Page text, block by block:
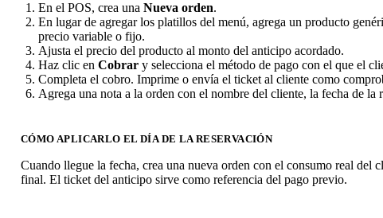
En el POS, crea una Nueva orden.
En lugar de agregar los platillos del menú, agrega un producto
precio variable o fijo.
Ajusta el precio del producto al monto del anticipo acordado.
Haz clic en Cobrar y selecciona el método de pago con el que el
Completa el cobro. Imprime o envía el ticket al cliente como
Agrega una nota a la orden con el nombre del cliente, la fecha de
CÓMO APLICARLO EL DÍA DE LA RESERVACIÓN
Cuando llegue la fecha, crea una nueva orden con el consumo real del
final. El ticket del anticipo sirve como referencia del pago previo.